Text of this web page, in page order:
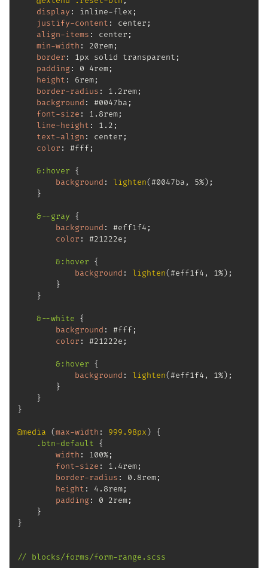
display : inline-flex ;
justify-content : center ;
align-items : center ;
min-width : 20rem;
border : 1px solid transparent ;
padding: 0 4rem;
height : 6rem;
border-radius : 1.2rem;
background : #0047ba ;
font-size : 1.8rem;
line-height : 1.2 ;
text-align : center ;
color : #fff ;
&:hover
{
background : lighten(#0047ba , 5%) ;
}
&--gray
{
background : #eff1f4 ;
color : #21222e ;
&:hover
{
background : lighten(#eff1f4 , 1%) ;
}
}
&--white
{
background : #fff ;
color : #21222e ;
&:hover
{
background : lighten(#eff1f4 , 1%) ;
}
}
}
@media (max-width : 999.98px )
{
.btn-default
{
width : 100%;
font-size : 1.4rem;
border-radius : 0.8rem;
height : 4.8rem;
padding: 0 2rem;
}
}
// blocks/forms/form-range.scss